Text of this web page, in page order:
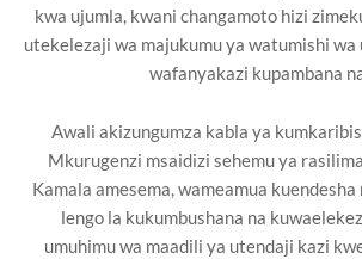
kwa ujumla, kwani changamoto hizi
utekelezaji wa majukumu ya watumishi wa
wafanyakazi kupambana
Awali akizungumza kabla ya
Mkurugenzi msaidizi sehemu ya
Kamala amesema, wameamua
lengo la kukumbushana na
umuhimu wa maadili ya utendaji kazi